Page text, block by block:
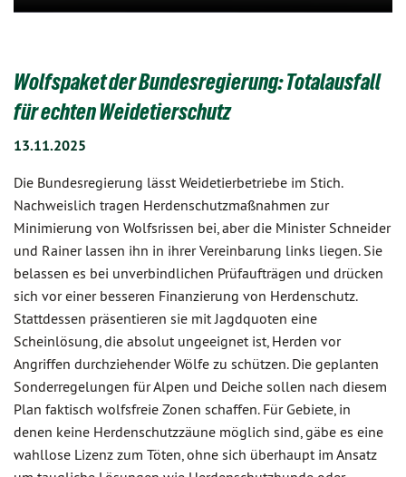
Wolfspaket der Bundesregierung: Totalausfall
für echten Weidetierschutz
13.11.2025
Die Bundesregierung lässt Weidetierbetriebe im Stich.
Nachweislich tragen Herdenschutzmaßnahmen zur
Minimierung von Wolfsrissen bei, aber die Minister Schneider
und Rainer lassen ihn in ihrer Vereinbarung links liegen. Sie
belassen es bei unverbindlichen Prüfaufträgen und drücken
sich vor einer besseren Finanzierung von Herdenschutz.
Stattdessen präsentieren sie mit Jagdquoten eine
Scheinlösung, die absolut ungeeignet ist, Herden vor
Angriffen durchziehender Wölfe zu schützen. Die geplanten
Sonderregelungen für Alpen und Deiche sollen nach diesem
Plan faktisch wolfsfreie Zonen schaffen. Für Gebiete, in
denen keine Herdenschutzzäune möglich sind, gäbe es eine
wahllose Lizenz zum Töten, ohne sich überhaupt im Ansatz